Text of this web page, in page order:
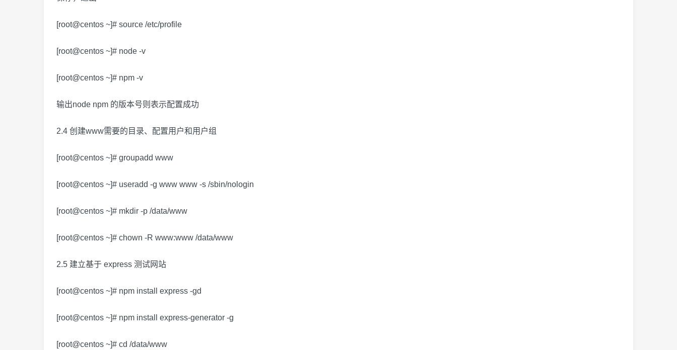
[root@centos ~]# source /etc/profile
[root@centos ~]# node -v
[root@centos ~]# npm -v
输出node npm 的版本号则表示配置成功
2.4 创建www需要的目录、配置用户和用户组
[root@centos ~]# groupadd www
[root@centos ~]# useradd -g www www -s /sbin/nologin
[root@centos ~]# mkdir -p /data/www
[root@centos ~]# chown -R www:www /data/www
2.5 建立基于 express 测试网站
[root@centos ~]# npm install express -gd
[root@centos ~]# npm install express-generator -g
[root@centos ~]# cd /data/www